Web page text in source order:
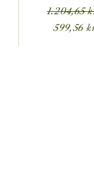
1.204,65
599,56